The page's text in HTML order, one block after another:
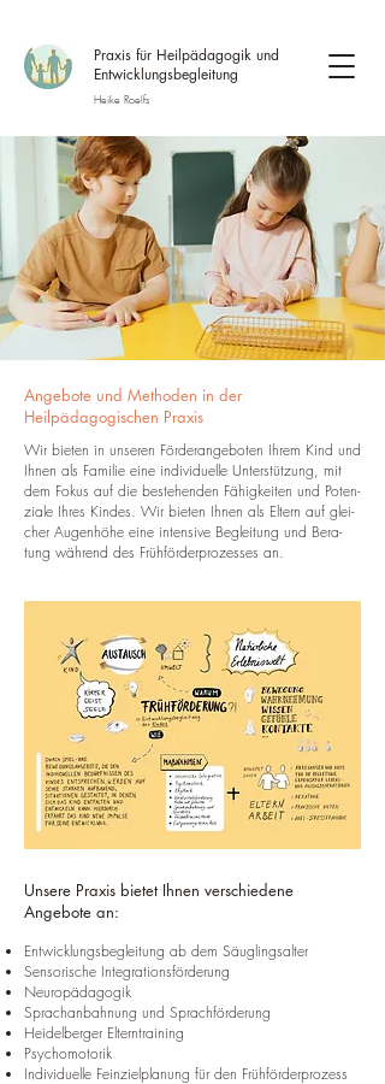
Praxis für Heilpädagogik und
Entwicklungsbegleitung
Heike Roelfs
Angebote und Methoden in der
Heilpädagogischen Praxis
Wir bie­ten in un­se­ren För­der­an­ge­bo­ten Ihrem Kind und
Ihnen als Fa­mi­lie eine in­di­vi­du­el­le Un­ter­stüt­zung, mit
dem Fokus auf die be­ste­hen­den Fä­hig­kei­ten und Po­ten­
zia­le Ihres Kin­des. Wir bie­ten Ihnen als El­tern auf glei­
cher Au­gen­hö­he eine in­ten­si­ve Be­glei­tung und Be­ra­
tung wäh­rend des Früh­för­der­pro­zes­ses an.
Unsere Praxis bietet Ihnen verschiedene
Angebote an:
Entwicklungsbegleitung ab dem Säuglingsalter
Sensorische Integrationsförderung
Neuropädagogik
Sprachanbahnung und Sprachförderung
Heidelberger Elterntraining
Psychomotorik
Individuelle Feinzielplanung für den Frühförderprozess